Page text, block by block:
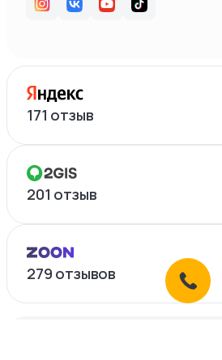
171 отзыв
201 отзыв
279 отзывов